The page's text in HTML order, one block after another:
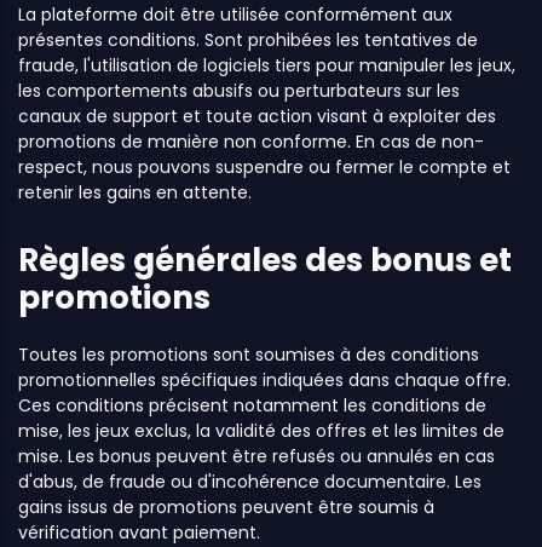
La plateforme doit être utilisée conformément aux
présentes conditions. Sont prohibées les tentatives de
fraude, l'utilisation de logiciels tiers pour manipuler les jeux,
les comportements abusifs ou perturbateurs sur les
canaux de support et toute action visant à exploiter des
promotions de manière non conforme. En cas de non-
respect, nous pouvons suspendre ou fermer le compte et
retenir les gains en attente.
Règles générales des bonus et
promotions
Toutes les promotions sont soumises à des conditions
promotionnelles spécifiques indiquées dans chaque offre.
Ces conditions précisent notamment les conditions de
mise, les jeux exclus, la validité des offres et les limites de
mise. Les bonus peuvent être refusés ou annulés en cas
d'abus, de fraude ou d'incohérence documentaire. Les
gains issus de promotions peuvent être soumis à
vérification avant paiement.